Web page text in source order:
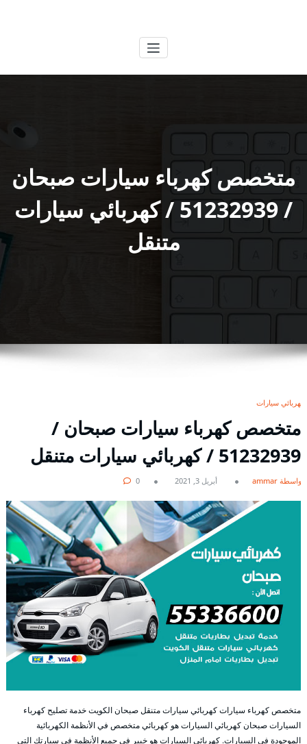
متخصص كهرباء سيارات صبحان
/ 51232939‬ / كهربائي سيارات
متنقل
كهربائي سيارات
متخصص كهرباء سيارات صبحان /
51232939‬ / كهربائي سيارات متنقل
بواسطة ammar أبريل 3, 2021 0
متخصص كهرباء سيارات كهربائي سيارات متنقل صبحان الكويت خدمة تصليح كهرباء
السيارات صبحان كهربائي السيارات هو كهربائي متخصص في الأنظمة الكهربائية
الموجودة في السيارات. كهربائي السيارات هو خبير في جميع الأنظمة في سيارتك التي